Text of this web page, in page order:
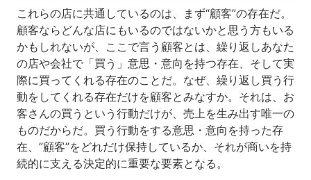
これらの店に共通しているのは、まず“顧客”の存在だ。
顧客ならどんな店にもいるのではないかと思う方もいる
かもしれないが、ここで言う顧客とは、繰り返しあなた
の店や会社で「買う」意思・意向を持つ存在、そして実
際に買ってくれる存在のことだ。なぜ、繰り返し買う行
動をしてくれる存在だけを顧客とみなすか。それは、お
客さんの買うという行動だけが、売上を生み出す唯一の
ものだからだ。買う行動をする意思・意向を持った存
在、”顧客”をどれだけ保持しているか、それが商いを持
続的に支える決定的に重要な要素となる。